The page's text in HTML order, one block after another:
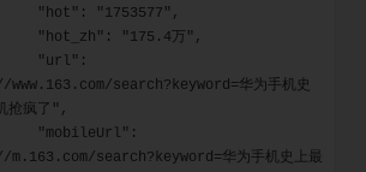
            "hot": "1753577",
            "hot_zh": "175.4万",
search?keyword=华为手机史
抢疯了",
search?keyword=华为手机史上最